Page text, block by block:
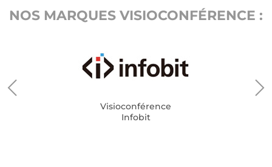
NOS MARQUES VISIOCONFÉRENCE :
Visioconférence
Infobit